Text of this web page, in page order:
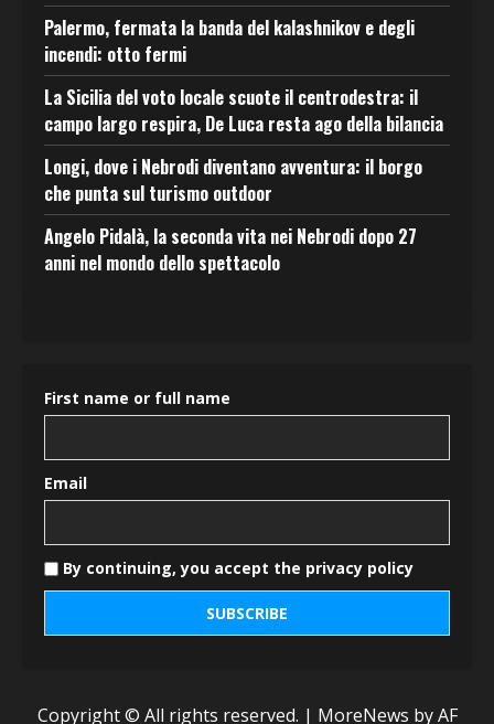
Palermo, fermata la banda del kalashnikov e degli
incendi: otto fermi
La Sicilia del voto locale scuote il centrodestra: il
campo largo respira, De Luca resta ago della bilancia
Longi, dove i Nebrodi diventano avventura: il borgo
che punta sul turismo outdoor
Angelo Pidalà, la seconda vita nei Nebrodi dopo 27
anni nel mondo dello spettacolo
First name or full name
Email
By continuing, you accept the privacy policy
Copyright © All rights reserved. | MoreNews by AF